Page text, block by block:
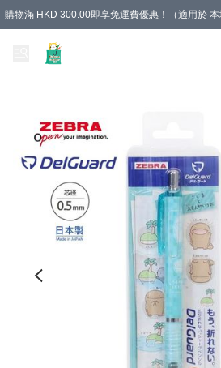
購物滿 HKD 300.00即享免運費優惠！（適用於